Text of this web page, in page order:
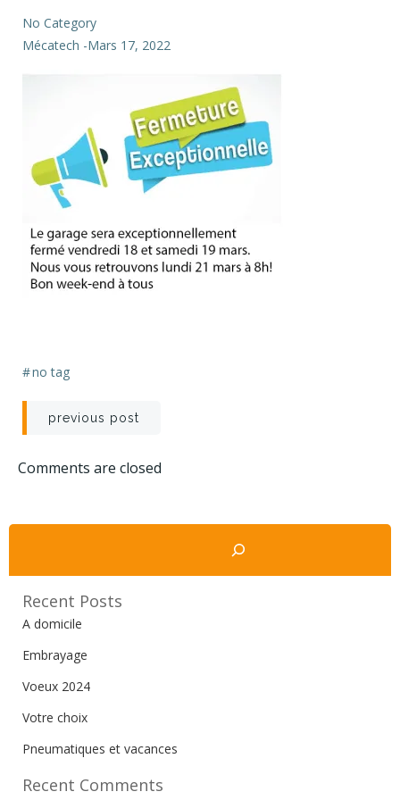
No Category
Mécatech -Mars 17, 2022
#no tag
Navigation
de
previous post
Comments are closed
Rechercher
Recent Posts
A domicile
Embrayage
Voeux 2024
Votre choix
Pneumatiques et vacances
Recent Comments